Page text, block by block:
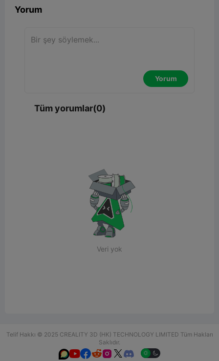
Yorum
Yorum
Tüm yorumlar(0)
Veri yok
Telif Hakkı © 2025 CREALITY 3D (HK) TECHNOLOGY LIMITED Tüm Hakları
Saklıdır.
  